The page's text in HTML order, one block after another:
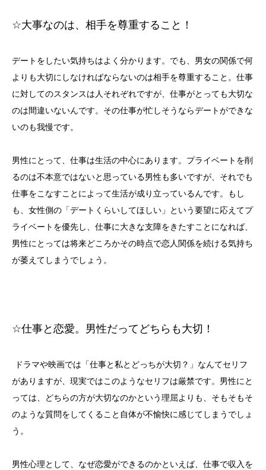
☆大事なのは、相手を尊重すること！
デートをしたい気持ちはよく分かります。でも、男女の関係で何
よりも大切にしなければならないのは相手を尊重すること。仕事
に対してのスタンスは人それぞれですが、仕事がとっても大切な
のは間違いないんです。その仕事が忙しそうならデートができな
いのも我慢です。
男性にとって、仕事は生活の中心にあります。プライベートを削
るのは不本意ではないと思っている男性も多いですが、それでも
仕事をこなすことによって生活が成り立っているんです。もし
も、女性側の「デートくらいしてほしい」という要望に応えてプ
ライベートを優先し、仕事に大きな支障をきたすことになれば、
男性にとっては将来どころかその時点で恋人関係を続ける気持ち
が萎えてしまうでしょう。
☆仕事と恋愛。男性だってどちらも大切！
ドラマや映画では「仕事と私とどっちが大切？」なんてセリフ
がありますが、現実ではこのようなセリフは厳禁です。男性にと
っては、どちらの方が大切なのかという理屈よりも、そもそもそ
のような質問をしてくること自体が不愉快に感じてしまうでしょ
う。
男性心理として、なぜ恋愛ができるのかといえば、仕事で収入を